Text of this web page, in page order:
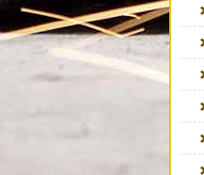
Lue lisää